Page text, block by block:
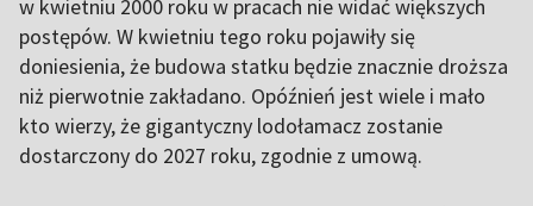
w kwietniu 2000 roku w pracach nie widać większych
postępów. W kwietniu tego roku pojawiły się
doniesienia, że ​​budowa statku będzie znacznie droższa
niż pierwotnie zakładano. Opóźnień jest wiele i mało
kto wierzy, że gigantyczny lodołamacz zostanie
dostarczony do 2027 roku, zgodnie z umową.